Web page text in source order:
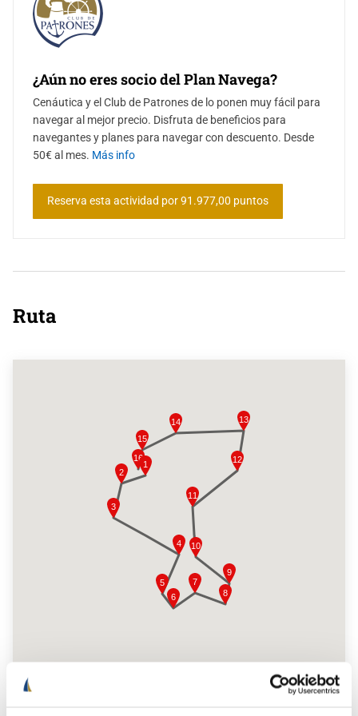
Segunda noche fondeados en Espalmador para disfrutar de la
tranquilidad del lugar.
Continuamos recorriendo Formentera navegando hacia Cala
Saona y posteriormente hasta Es Caló o Migjorn, zonas más
tranquilas y auténticas de la isla, perfectas para relajarse y
disfrutar del mar.
⚓ Un itinerario perfecto para descubrir Ibiza y Formentera
navegando sin prisas, combinando las mejores playas, fondeos
tranquilos y la libertad de vivir el Mediterráneo desde el mar.
¿Aún no eres socio del Plan Navega?
Cenáutica y el Club de Patrones de lo ponen muy fácil para
navegar al mejor precio. Disfruta de beneficios para
navegantes y planes para navegar con descuento. Desde
50€ al mes. Más info
Reserva esta actividad por 91.977,00 puntos
Ruta